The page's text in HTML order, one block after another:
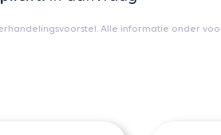
Alle informatie onder